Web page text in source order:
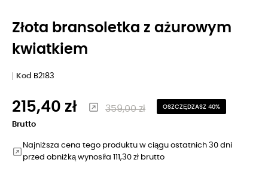
Złota bransoletka z ażurowym
kwiatkiem
Kod B2183
215,40 zł 359,00 zł OSZCZĘDZASZ 40%
Brutto
Najniższa cena tego produktu w ciągu ostatnich 30 dni
przed obniżką wynosiła 111,30 zł brutto